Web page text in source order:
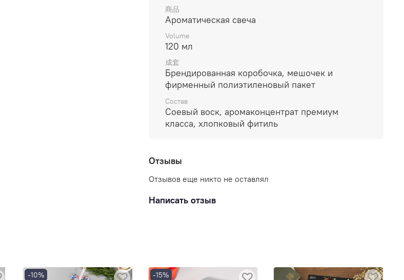
商品
Ароматическая свеча
Volume
120 мл
成套
Брендированная коробочка, мешочек и
фирменный полиэтиленовый пакет
Состав
Соевый воск, аромаконцентрат премиум
класса, хлопковый фитиль
Отзывы
Отзывов еще никто не оставлял
Написать отзыв
-10% -15%